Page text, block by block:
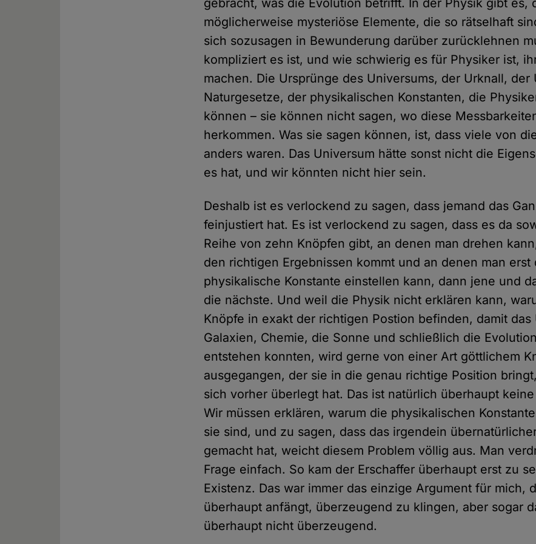
gebracht, was die Evolution betrifft. In der Physik gibt es,
möglicherweise mysteriöse Elemente, die so rätselhaft
sich sozusagen in Bewunderung darüber zurücklehnen
kompliziert es ist, und wie schwierig es für Physiker ist,
machen. Die Ursprünge des Universums, der Urknall, der
Naturgesetze, der physikalischen Konstanten, die
können – sie können nicht sagen, wo diese
herkommen. Was sie sagen können, ist, dass viele von
anders waren. Das Universum hätte sonst nicht die
es hat, und wir könnten nicht hier sein.
Deshalb ist es verlockend zu sagen, dass jemand das
feinjustiert hat. Es ist verlockend zu sagen, dass es da
Reihe von zehn Knöpfen gibt, an denen man drehen
den richtigen Ergebnissen kommt und an denen man erst
physikalische Konstante einstellen kann, dann jene und
die nächste. Und weil die Physik nicht erklären kann,
Knöpfe in exakt der richtigen Postion befinden, damit das
Galaxien, Chemie, die Sonne und schließlich die
entstehen konnten, wird gerne von einer Art göttlichem
ausgegangen, der sie in die genau richtige Position
sich vorher überlegt hat. Das ist natürlich überhaupt
Wir müssen erklären, warum die physikalischen
sie sind, und zu sagen, dass das irgendein
gemacht hat, weicht diesem Problem völlig aus. Man
Frage einfach. So kam der Erschaffer überhaupt erst zu
Existenz. Das war immer das einzige Argument für mich,
überhaupt anfängt, überzeugend zu klingen, aber sogar
überhaupt nicht überzeugend.